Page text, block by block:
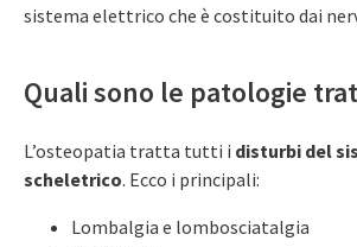
sistema elettrico che è costituito dai
Quali sono le patologie
L’osteopatia tratta tutti i disturbi del
scheletrico. Ecco i principali:
Lombalgia e lombosciatalgia